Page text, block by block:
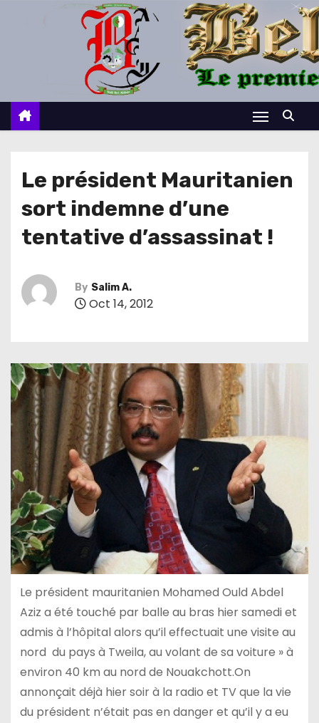
c
Le président Mauritanien
sort indemne d’une
tentative d’assassinat !
By Salim A.
Oct 14, 2012
Le président mauritanien Mohamed Ould Abdel
Aziz a été touché par balle au bras hier samedi et
admis à l’hôpital alors qu’il effectuait une visite au
nord du pays à Tweila, au volant de sa voiture » à
environ 40 km au nord de Nouakchott.On
annonçait déjà hier soir à la radio et TV que la vie
du président n’était pas en danger et qu’il y a eu